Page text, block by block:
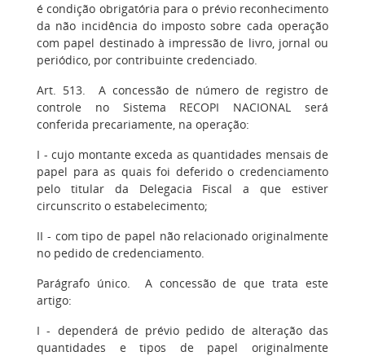
é condição obrigatória para o prévio reconhecimento
da não incidência do imposto sobre cada operação
com papel destinado à impressão de livro, jornal ou
periódico, por contribuinte credenciado.
Art. 513. A concessão de número de registro de
controle no Sistema RECOPI NACIONAL será
conferida precariamente, na operação:
I - cujo montante exceda as quantidades mensais de
papel para as quais foi deferido o credenciamento
pelo titular da Delegacia Fiscal a que estiver
circunscrito o estabelecimento;
II - com tipo de papel não relacionado originalmente
no pedido de credenciamento.
Parágrafo único. A concessão de que trata este
artigo:
I - dependerá de prévio pedido de alteração das
quantidades e tipos de papel originalmente